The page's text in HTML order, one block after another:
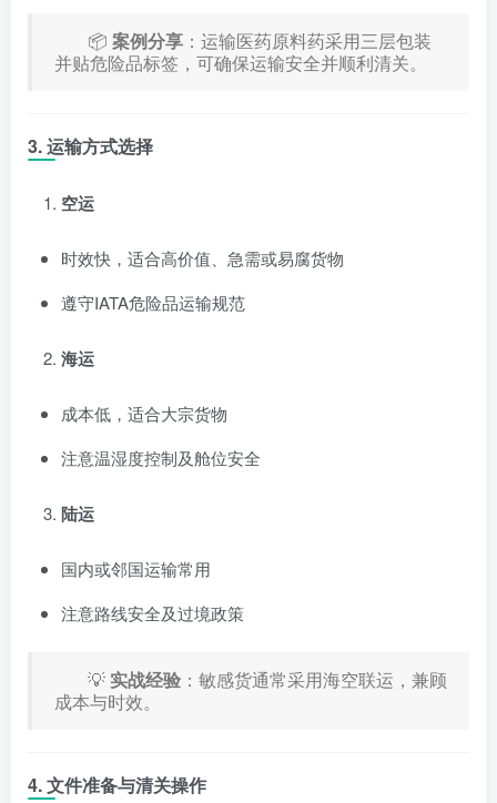
📦 案例分享 ：运输医药原料药采用三层包装
并贴危险品标签，可确保运输安全并顺利清关。
3. 运输方式选择
空运
时效快，适合高价值、急需或易腐货物
遵守IATA危险品运输规范
海运
成本低，适合大宗货物
注意温湿度控制及舱位安全
陆运
国内或邻国运输常用
注意路线安全及过境政策
💡 实战经验 ：敏感货通常采用海空联运，兼顾
成本与时效。
4. 文件准备与清关操作